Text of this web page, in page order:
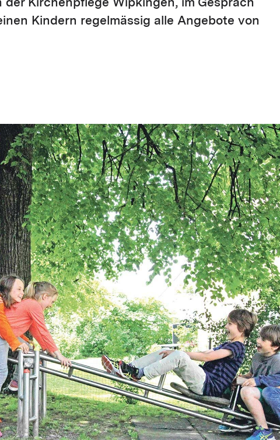
der Kirchenpflege Wipkingen, im Gespräch
Kindern regelmässig alle Angebote von